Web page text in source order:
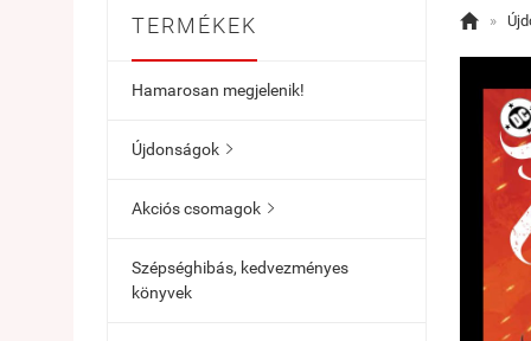
TERMÉKEK
Hamarosan megjelenik!
Újdonságok 
Akciós csomagok 
Szépséghibás, kedvezményes
könyvek
 »